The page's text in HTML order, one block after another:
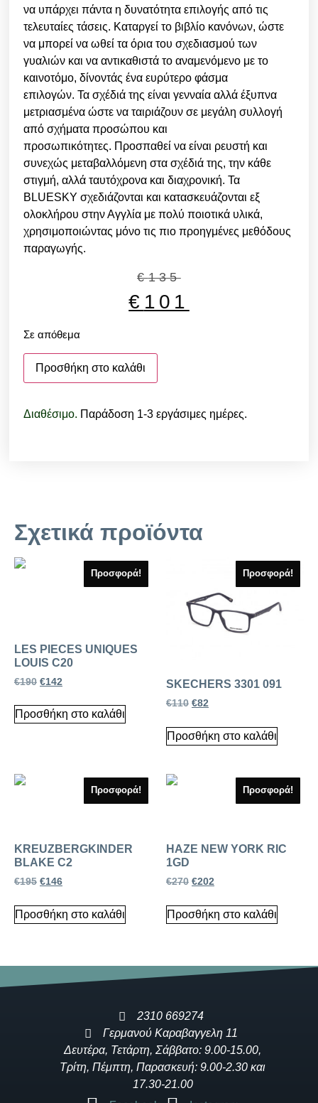
να υπάρχει πάντα η δυνατότητα επιλογής από τις
τελευταίες τάσεις. Καταργεί το βιβλίο κανόνων, ώστε
να μπορεί να ωθεί τα όρια του σχεδιασμού των
γυαλιών και να αντικαθιστά το αναμενόμενο με το
καινοτόμο, δίνοντάς ένα ευρύτερο φάσμα
επιλογών.Τα σχέδιά της είναι γενναία αλλά έξυπνα
μετριασμένα ώστε να ταιριάζουν σε μεγάλη συλλογή
από σχήματα προσώπου και
προσωπικότητες. Προσπαθεί να είναι ρευστή και
συνεχώς μεταβαλλόμενη στα σχέδιά της, την κάθε
στιγμή, αλλά ταυτόχρονα και διαχρονική. Τα
BLUESKY σχεδιάζονται και κατασκευάζονται εξ
ολοκλήρου στην Αγγλία με πολύ ποιοτικά υλικά,
χρησιμοποιώντας μόνο τις πιο προηγμένες μεθόδους
παραγωγής.
€135
€ 101
Σε απόθεμα
Προσθήκη στο καλάθι
Διαθέσιμο. Παράδοση 1-3 εργάσιμες ημέρες.
Σχετικά προϊόντα
Προσφορά!
LES PIECES UNIQUES
LOUIS C20
€190 €142
Προσθήκη στο καλάθι
Προσφορά!
SKECHERS 3301 091
€110 €82
Προσθήκη στο καλάθι
Προσφορά!
KREUZBERGKINDER
BLAKE C2
€195 €146
Προσθήκη στο καλάθι
Προσφορά!
HAZE NEW YORK RIC
1GD
€270 €202
Προσθήκη στο καλάθι
2310 669274
Γερμανού Καραβαγγελη 11
Δευτέρα, Τετάρτη, Σάββατο: 9.00-15.00,
Τρίτη, Πέμπτη, Παρασκευή: 9.00-2.30 και
17.30-21.00